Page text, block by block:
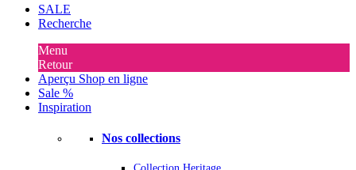
SALE
Recherche
Menu
Retour
Aperçu Shop en ligne
Sale %
Inspiration
Nos collections